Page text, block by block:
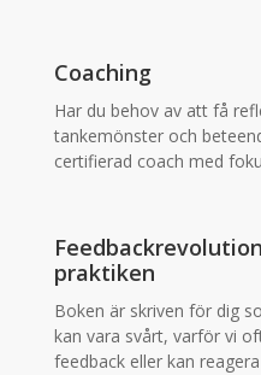
Coaching
Har du behov av att få
tankemönster och
certifierad coach med
praktiken
Boken är skriven för dig
kan vara svårt, varför vi
feedback eller kan